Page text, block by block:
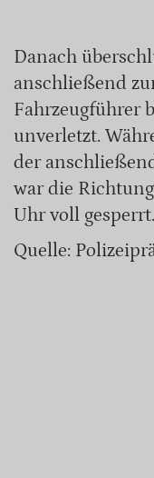
Danach
anschließend
Fahrzeugführer
unverletzt.
der
war die
Uhr voll gesperrt.
Quelle: